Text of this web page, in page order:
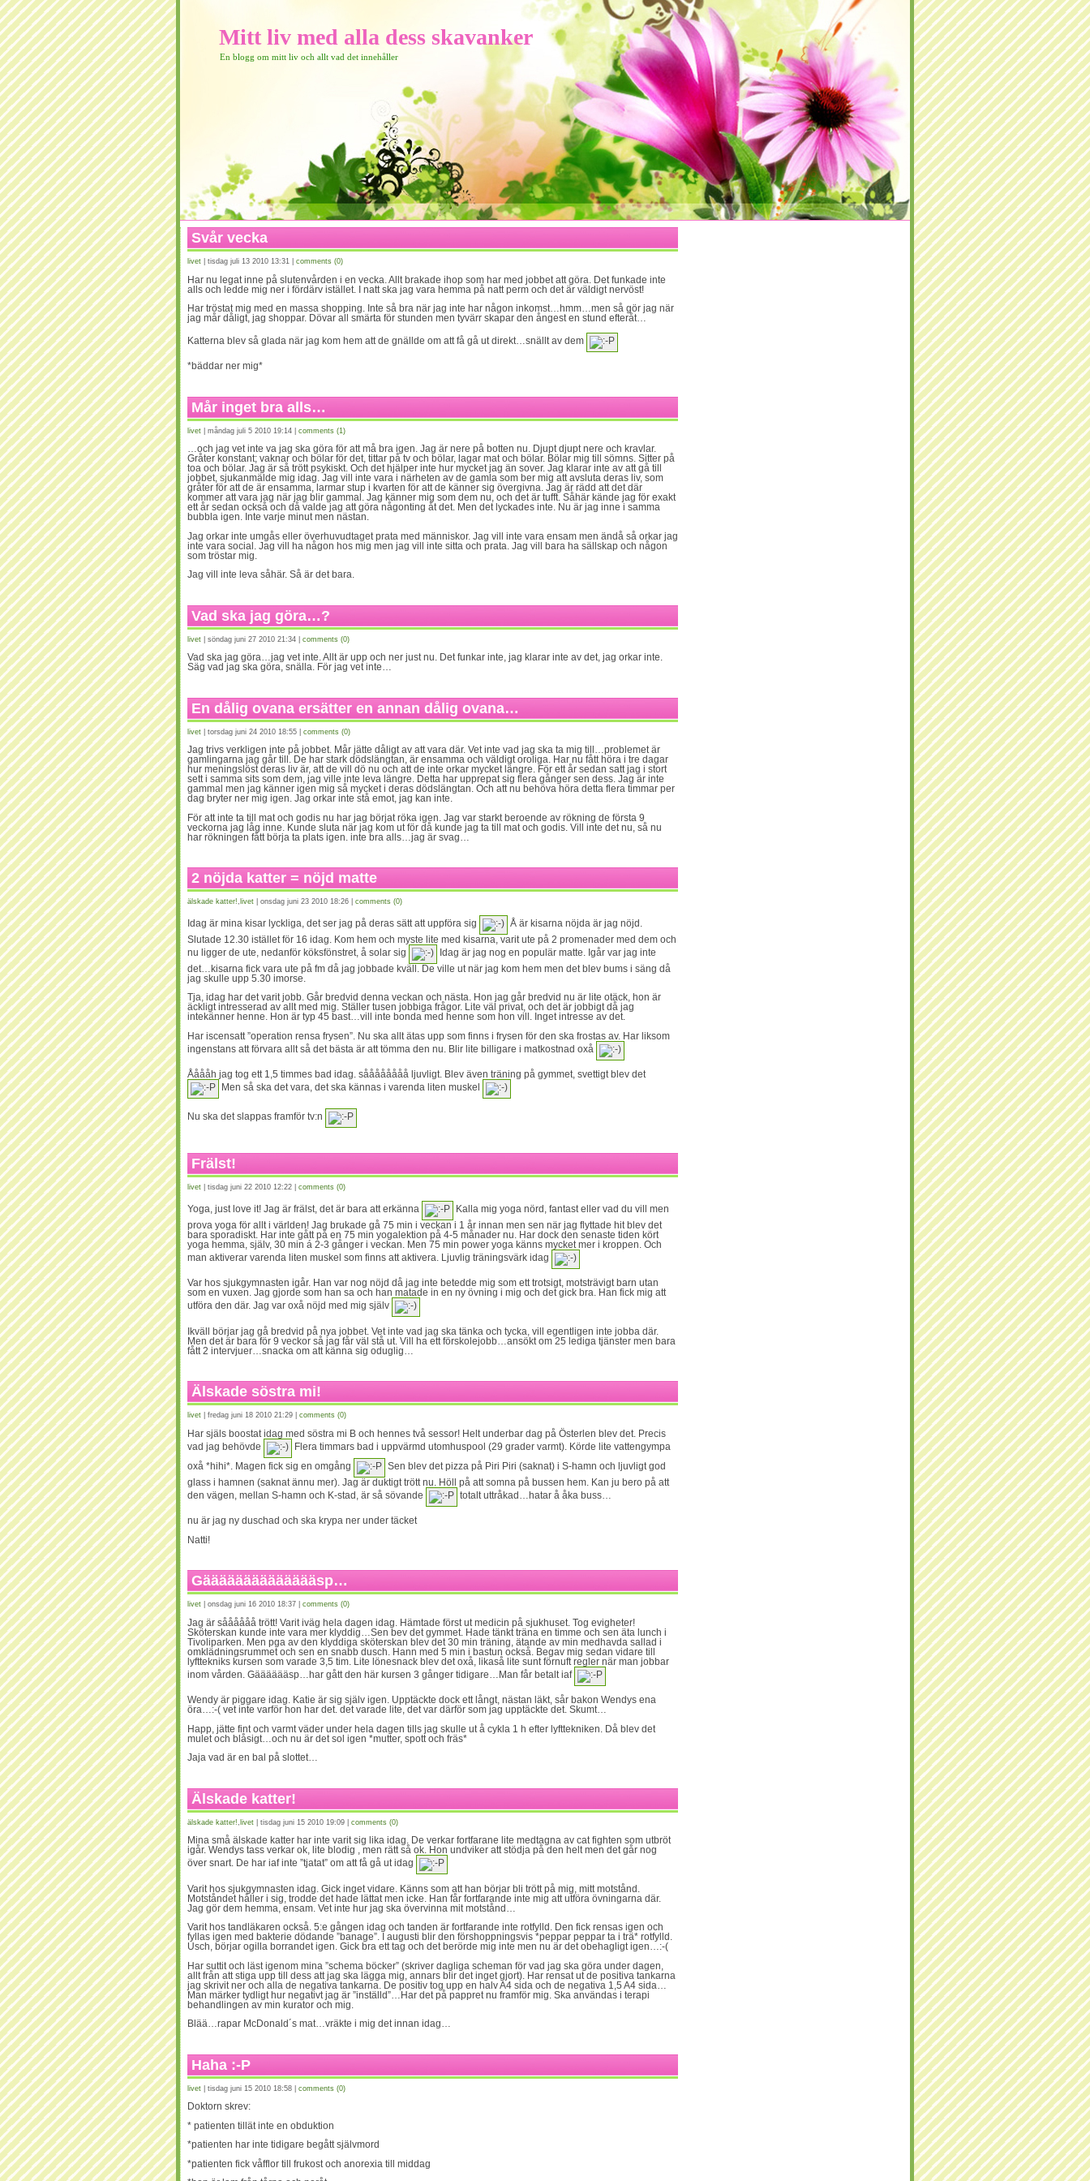
Mitt liv med alla dess skavanker
En blogg om mitt liv och allt vad det innehåller
Svår vecka
livet | tisdag juli 13 2010 13:31 | comments (0)
Har nu legat inne på slutenvården i en vecka. Allt brakade ihop som har med jobbet att göra. Det funkade inte
alls och ledde mig ner i fördärv istället. I natt ska jag vara hemma på natt perm och det är väldigt nervöst!
Har tröstat mig med en massa shopping. Inte så bra när jag inte har någon inkomst…hmm…men så gör jag när
jag mår dåligt, jag shoppar. Dövar all smärta för stunden men tyvärr skapar den ångest en stund efteråt…
Katterna blev så glada när jag kom hem att de gnällde om att få gå ut direkt…snällt av dem
*bäddar ner mig*
Mår inget bra alls…
livet | måndag juli 5 2010 19:14 | comments (1)
…och jag vet inte va jag ska göra för att må bra igen. Jag är nere på botten nu. Djupt djupt nere och kravlar.
Gråter konstant; vaknar och bölar för det, tittar på tv och bölar, lagar mat och bölar. Bölar mig till sömns. Sitter på
toa och bölar. Jag är så trött psykiskt. Och det hjälper inte hur mycket jag än sover. Jag klarar inte av att gå till
jobbet, sjukanmälde mig idag. Jag vill inte vara i närheten av de gamla som ber mig att avsluta deras liv, som
gråter för att de är ensamma, larmar stup i kvarten för att de känner sig övergivna. Jag är rädd att det där
kommer att vara jag när jag blir gammal. Jag känner mig som dem nu, och det är tufft. Såhär kände jag för exakt
ett år sedan också och då valde jag att göra någonting åt det. Men det lyckades inte. Nu är jag inne i samma
bubbla igen. Inte varje minut men nästan.
Jag orkar inte umgås eller överhuvudtaget prata med människor. Jag vill inte vara ensam men ändå så orkar jag
inte vara social. Jag vill ha någon hos mig men jag vill inte sitta och prata. Jag vill bara ha sällskap och någon
som tröstar mig.
Jag vill inte leva såhär. Så är det bara.
Vad ska jag göra…?
livet | söndag juni 27 2010 21:34 | comments (0)
Vad ska jag göra…jag vet inte. Allt är upp och ner just nu. Det funkar inte, jag klarar inte av det, jag orkar inte.
Säg vad jag ska göra, snälla. För jag vet inte…
En dålig ovana ersätter en annan dålig ovana…
livet | torsdag juni 24 2010 18:55 | comments (0)
Jag trivs verkligen inte på jobbet. Mår jätte dåligt av att vara där. Vet inte vad jag ska ta mig till…problemet är
gamlingarna jag går till. De har stark dödslängtan, är ensamma och väldigt oroliga. Har nu fått höra i tre dagar
hur meningslöst deras liv är, att de vill dö nu och att de inte orkar mycket längre. För ett år sedan satt jag i stort
sett i samma sits som dem, jag ville inte leva längre. Detta har upprepat sig flera gånger sen dess. Jag är inte
gammal men jag känner igen mig så mycket i deras dödslängtan. Och att nu behöva höra detta flera timmar per
dag bryter ner mig igen. Jag orkar inte stå emot, jag kan inte.
För att inte ta till mat och godis nu har jag börjat röka igen. Jag var starkt beroende av rökning de första 9
veckorna jag låg inne. Kunde sluta när jag kom ut för då kunde jag ta till mat och godis. Vill inte det nu, så nu
har rökningen fått börja ta plats igen. inte bra alls…jag är svag…
2 nöjda katter = nöjd matte
älskade katter!, livet | onsdag juni 23 2010 18:26 | comments (0)
Idag är mina kisar lyckliga, det ser jag på deras sätt att uppföra sig
Å är kisarna nöjda är jag nöjd.
Slutade 12.30 istället för 16 idag. Kom hem och myste lite med kisarna, varit ute på 2 promenader med dem och
nu ligger de ute, nedanför köksfönstret, å solar sig
Idag är jag nog en populär matte. Igår var jag inte
det…kisarna fick vara ute på fm då jag jobbade kväll. De ville ut när jag kom hem men det blev bums i säng då
jag skulle upp 5.30 imorse.
Tja, idag har det varit jobb. Går bredvid denna veckan och nästa. Hon jag går bredvid nu är lite otäck, hon är
äckligt intresserad av allt med mig. Ställer tusen jobbiga frågor. Lite väl privat, och det är jobbigt då jag
intekänner henne. Hon är typ 45 bast…vill inte bonda med henne som hon vill. Inget intresse av det.
Har iscensatt ”operation rensa frysen”. Nu ska allt ätas upp som finns i frysen för den ska frostas av. Har liksom
ingenstans att förvara allt så det bästa är att tömma den nu. Blir lite billigare i matkostnad oxå
Ååååh jag tog ett 1,5 timmes bad idag. såååååååå ljuvligt. Blev även träning på gymmet, svettigt blev det
Men så ska det vara, det ska kännas i varenda liten muskel
Nu ska det slappas framför tv:n
Frälst!
livet | tisdag juni 22 2010 12:22 | comments (0)
Yoga, just love it! Jag är frälst, det är bara att erkänna
Kalla mig yoga nörd, fantast eller vad du vill men
prova yoga för allt i världen! Jag brukade gå 75 min i veckan i 1 år innan men sen när jag flyttade hit blev det
bara sporadiskt. Har inte gått på en 75 min yogalektion på 4-5 månader nu. Har dock den senaste tiden kört
yoga hemma, själv, 30 min á 2-3 gånger i veckan. Men 75 min power yoga känns mycket mer i kroppen. Och
man aktiverar varenda liten muskel som finns att aktivera. Ljuvlig träningsvärk idag
Var hos sjukgymnasten igår. Han var nog nöjd då jag inte betedde mig som ett trotsigt, motsträvigt barn utan
som en vuxen. Jag gjorde som han sa och han matade in en ny övning i mig och det gick bra. Han fick mig att
utföra den där. Jag var oxå nöjd med mig själv
Ikväll börjar jag gå bredvid på nya jobbet. Vet inte vad jag ska tänka och tycka, vill egentligen inte jobba där.
Men det är bara för 9 veckor så jag får väl stå ut. Vill ha ett förskolejobb…ansökt om 25 lediga tjänster men bara
fått 2 intervjuer…snacka om att känna sig oduglig…
Älskade söstra mi!
livet | fredag juni 18 2010 21:29 | comments (0)
Har själs boostat idag med söstra mi B och hennes två sessor! Helt underbar dag på Österlen blev det. Precis
vad jag behövde
Flera timmars bad i uppvärmd utomhuspool (29 grader varmt). Körde lite vattengympa
oxå *hihi*. Magen fick sig en omgång
Sen blev det pizza på Piri Piri (saknat) i S-hamn och ljuvligt god
glass i hamnen (saknat ännu mer). Jag är duktigt trött nu. Höll på att somna på bussen hem. Kan ju bero på att
den vägen, mellan S-hamn och K-stad, är så sövande
totalt uttråkad…hatar å åka buss…
nu är jag ny duschad och ska krypa ner under täcket
Natti!
Gääääääääääääääsp…
livet | onsdag juni 16 2010 18:37 | comments (0)
Jag är såååååå trött! Varit iväg hela dagen idag. Hämtade först ut medicin på sjukhuset. Tog evigheter!
Sköterskan kunde inte vara mer klyddig…Sen bev det gymmet. Hade tänkt träna en timme och sen äta lunch i
Tivoliparken. Men pga av den klyddiga sköterskan blev det 30 min träning, ätande av min medhavda sallad i
omklädningsrummet och sen en snabb dusch. Hann med 5 min i bastun också. Begav mig sedan vidare till
lyfttekniks kursen som varade 3,5 tim. Lite lönesnack blev det oxå, likaså lite sunt förnuft regler när man jobbar
inom vården. Gääääääsp…har gått den här kursen 3 gånger tidigare…Man får betalt iaf
Wendy är piggare idag. Katie är sig själv igen. Upptäckte dock ett långt, nästan läkt, sår bakon Wendys ena
öra…:-( vet inte varför hon har det. det varade lite, det var därför som jag upptäckte det. Skumt…
Happ, jätte fint och varmt väder under hela dagen tills jag skulle ut å cykla 1 h efter lyfttekniken. Då blev det
mulet och blåsigt…och nu är det sol igen *mutter, spott och fräs*
Jaja vad är en bal på slottet…
Älskade katter!
älskade katter! livet | tisdag juni 15 2010 19:09 | comments (0)
Mina små älskade katter har inte varit sig lika idag. De verkar fortfarane lite medtagna av cat fighten som utbröt
igår. Wendys tass verkar ok, lite blodig , men rätt så ok. Hon undviker att stödja på den helt men det går nog
över snart. De har iaf inte ”tjatat” om att få gå ut idag
Varit hos sjukgymnasten idag. Gick inget vidare. Känns som att han börjar bli trött på mig, mitt motstånd.
Motståndet håller i sig, trodde det hade lättat men icke. Han får fortfarande inte mig att utföra övningarna där.
Jag gör dem hemma, ensam. Vet inte hur jag ska övervinna mit motstånd…
Varit hos tandläkaren också. 5:e gången idag och tanden är fortfarande inte rotfylld. Den fick rensas igen och
fyllas igen med bakterie dödande ”banage”. I augusti blir den förshoppningsvis *peppar peppar ta i trä* rotfylld.
Usch, börjar ogilla borrandet igen. Gick bra ett tag och det berörde mig inte men nu är det obehagligt igen…:-(
Har suttit och läst igenom mina ”schema böcker” (skriver dagliga scheman för vad jag ska göra under dagen,
allt från att stiga upp till dess att jag ska lägga mig, annars blir det inget gjort). Har rensat ut de positiva tankarna
jag skrivit ner och alla de negativa tankarna. De positiv tog upp en halv A4 sida och de negativa 1,5 A4 sida…
Man märker tydligt hur negativt jag är ”inställd”…Har det på pappret nu framför mig. Ska användas i terapi
behandlingen av min kurator och mig.
Blää…rapar McDonald´s mat…vräkte i mig det innan idag…
Haha :-P
livet | tisdag juni 15 2010 18:58 | comments (0)
Doktorn skrev:
* patienten tillät inte en obduktion
*patienten har inte tidigare begått självmord
*patienten fick våfflor till frukost och anorexia till middag